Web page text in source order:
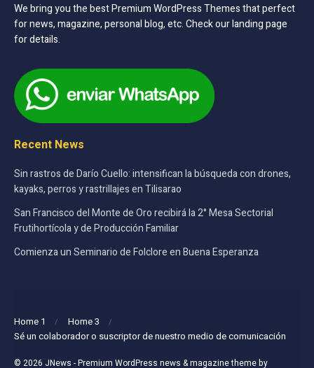
We bring you the best Premium WordPress Themes that perfect
for news, magazine, personal blog, etc. Check our landing page
for details.
Recent News
Sin rastros de Darío Cuello: intensifican la búsqueda con drones,
kayaks, perros y rastrillajes en Tilisarao
San Francisco del Monte de Oro recibirá la 2° Mesa Sectorial
Frutihortícola y de Producción Familiar
Comienza un Seminario de Folclore en Buena Esperanza
Home 1
Home 3
Sé un colaborador o suscriptor de nuestro medio de comunicación
© 2026 JNews - Premium WordPress news & magazine theme by